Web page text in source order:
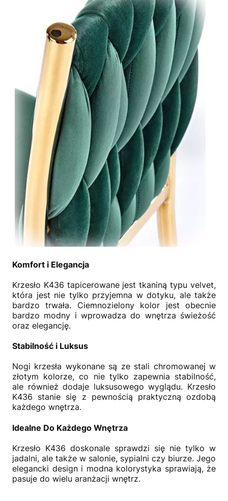
Komfort i Elegancja
Krzesło K436 tapicerowane jest tkaniną typu velvet,
która jest nie tylko przyjemna w dotyku, ale także
bardzo trwała. Ciemnozielony kolor jest obecnie
bardzo modny i wprowadza do wnętrza świeżość
oraz elegancję.
Stabilność i Luksus
Nogi krzesła wykonane są ze stali chromowanej w
złotym kolorze, co nie tylko zapewnia stabilność,
ale również dodaje luksusowego wyglądu. Krzesło
K436 stanie się z pewnością praktyczną ozdobą
każdego wnętrza.
Idealne Do Każdego Wnętrza
Krzesło K436 doskonale sprawdzi się nie tylko w
jadalni, ale także w salonie, sypialni czy biurze. Jego
elegancki design i modna kolorystyka sprawiają, że
pasuje do wielu aranżacji wnętrz.